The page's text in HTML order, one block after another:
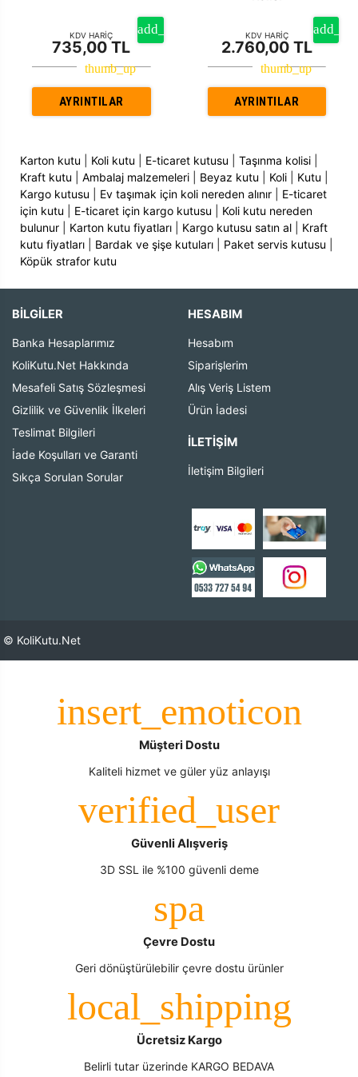
KDV HARİÇ
735,00 TL
AYRINTILAR
KDV HARİÇ
2.760,00 TL
AYRINTILAR
Karton kutu Koli kutu E-ticaret kutusu Taşınma kolisi|
Kraft kutu
Ambalaj malzemeleri| Beyaz kutu Koli| Kutu
Kargo kutusu
Ev taşımak için koli nereden alınır| E-ticaret
için kutu
E-ticaret için kargo kutusu
Koli kutu nereden
bulunur| Karton kutu fiyatları| Kargo kutusu satın al| Kraft
kutu fiyatları| Bardak ve şişe kutuları| Paket servis kutusu
Köpük strafor kutu
BİLGİLER
Banka Hesaplarımız
KoliKutu.Net Hakkında
Mesafeli Satış Sözleşmesi
Gizlilik ve Güvenlik İlkeleri
Teslimat Bilgileri
İade Koşulları ve Garanti
Sıkça Sorulan Sorular
HESABIM
Hesabım
Siparişlerim
Alış Veriş Listem
Ürün İadesi
İLETIŞIM
İletişim Bilgileri
© KoliKutu.Net
Müşteri Dostu
Kaliteli hizmet ve güler yüz anlayışı
Güvenli Alışveriş
3D SSL ile %100 güvenli deme
Çevre Dostu
Geri dönüştürülebilir çevre dostu ürünler
Ücretsiz Kargo
Belirli tutar üzerinde KARGO BEDAVA